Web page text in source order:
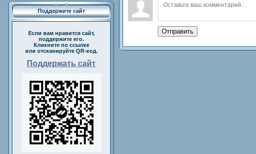
Поддержите сайт
Если вам нравится сайт,
поддержите его.
Кликните по ссылке
или отсканируйте QR-код.
Поддержать сайт
Отправить